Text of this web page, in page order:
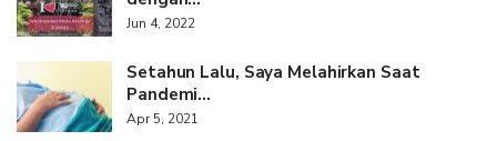
Jun 4, 2022
Setahun Lalu, Saya Melahirkan Saat
Pandemi…
Apr 5, 2021